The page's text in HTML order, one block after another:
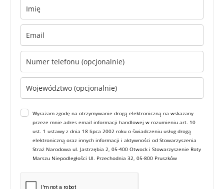
Wyrażam zgodę na otrzymywanie drogą elektroniczną na wskazany
przeze mnie adres email informacji handlowej w rozumieniu art. 10
ust. 1 ustawy z dnia 18 lipca 2002 roku o świadczeniu usług drogą
elektroniczną oraz innych informacji i aktywności od Stowarzyszenia
Straż Narodowa ul. Jastrzębia 2, 05-400 Otwock i Stowarzyszenie Roty
Marszu Niepodległości Ul. Przechodnia 32, 05-800 Pruszków